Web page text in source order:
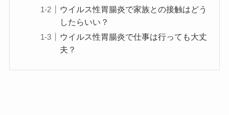
ウイルス性胃腸炎で家族との接触はどう
したらいい？
ウイルス性胃腸炎で仕事は行っても大丈
夫？